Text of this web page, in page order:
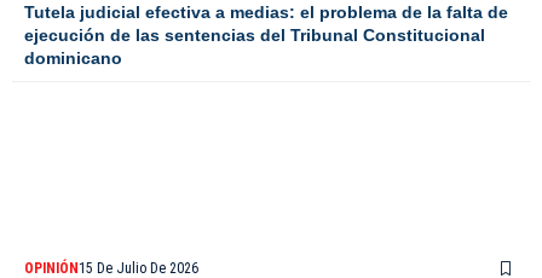
Tutela judicial efectiva a medias: el problema de la falta de
ejecución de las sentencias del Tribunal Constitucional
dominicano
OPINIÓN15 De Julio De 2026